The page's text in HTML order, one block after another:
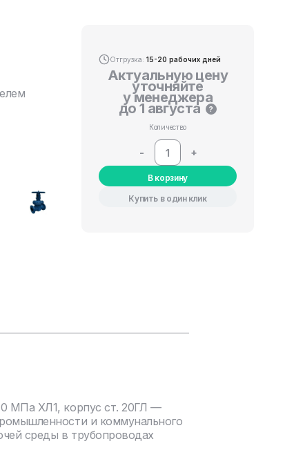
Отгрузка: 15-20 рабочих дней
Актуальную цену
уточняйте
у менеджера
до 1 августа ?
Количество
- +
В корзину
Купить в один клик
МПа ХЛ1, корпус ст. 20ГЛ —
и коммунального
среды в трубопроводах